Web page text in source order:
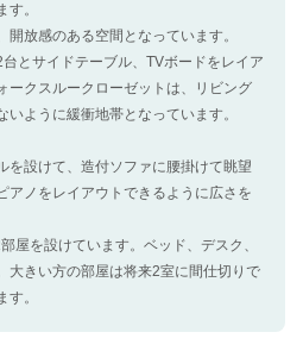
。
開放感のある空間となっています。
とサイドテーブル、TVボードをレイア
ークスルークローゼットは、リビング
ように緩衝地帯となっています。
を設けて、造付ソファに腰掛けて眺望
アノをレイアウトできるように広さを
屋を設けています。ベッド、デスク、
大きい方の部屋は将来2室に間仕切りで
。